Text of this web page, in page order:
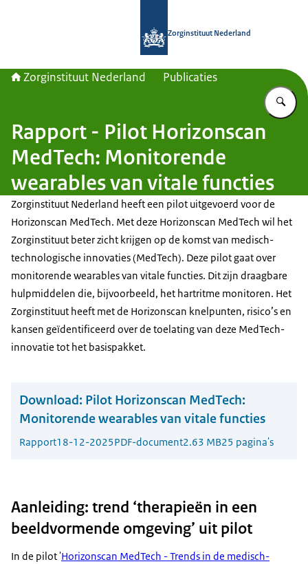
Zorginstituut Nederland
Zorginstituut Nederland Publicaties
Rapport - Pilot Horizonscan
MedTech: Monitorende
wearables van vitale functies
Zorginstituut Nederland heeft een pilot uitgevoerd voor de
Horizonscan MedTech. Met deze Horizonscan MedTech wil het
Zorginstituut beter zicht krijgen op de komst van medisch-
technologische innovaties (MedTech). Deze pilot gaat over
monitorende wearables van vitale functies. Dit zijn draagbare
hulpmiddelen die, bijvoorbeeld, het hartritme monitoren. Het
Zorginstituut heeft met de Horizonscan knelpunten, risico’s en
kansen geïdentificeerd over de toelating van deze MedTech-
innovatie tot het basispakket.
Download: Pilot Horizonscan MedTech:
Monitorende wearables van vitale functies
Rapport18-12-2025PDF-document2.63 MB25 pagina's
Aanleiding: trend ‘therapieën in een
beeldvormende omgeving’ uit pilot
In de pilot 'Horizonscan MedTech - Trends in de medisch-